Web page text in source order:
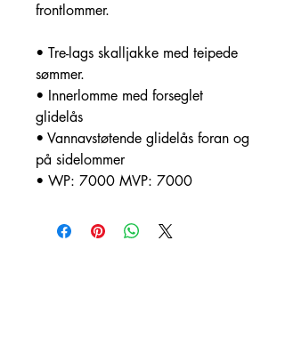
frontlommer.
• Tre-lags skalljakke med teipede
sømmer.
• Innerlomme med forseglet
glidelås
• Vannavstøtende glidelås foran og
på sidelommer
• WP: 7000 MVP: 7000